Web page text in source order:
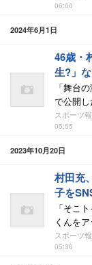
06:00
2024年6月1日
46歳・
生?」
「舞台
で公開し
スポーツ
05:55
2023年10月20日
村田充
子を
「そこ
くんを
スポーツ
05:36